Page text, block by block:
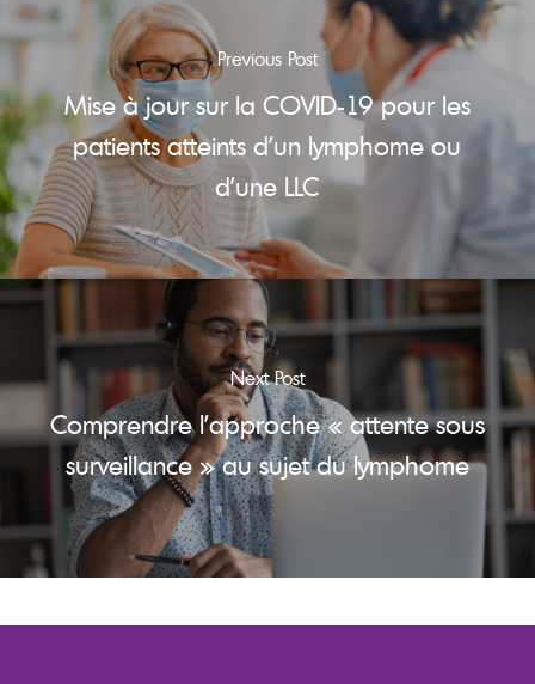
Previous Post
Mise à jour sur la COVID-19 pour les
patients atteints d’un lymphome ou
d’une LLC
Next Post
Comprendre l’approche « attente sous
surveillance » au sujet du lymphome